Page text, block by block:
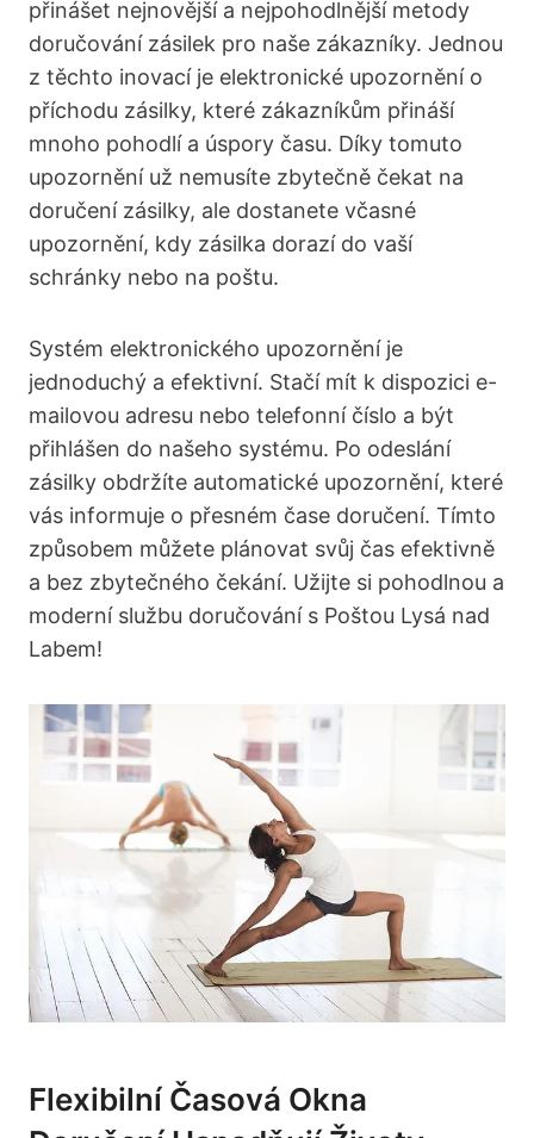
přinášet nejnovější a nejpohodlnější metody
doručování zásilek pro naše zákazníky. Jednou
z těchto inovací je elektronické upozornění o
příchodu zásilky, které zákazníkům přináší
mnoho pohodlí a úspory času. Díky tomuto
upozornění už nemusíte zbytečně čekat na
doručení zásilky, ale dostanete včasné
upozornění, kdy zásilka dorazí do vaší
schránky nebo na poštu.
Systém elektronického upozornění je
jednoduchý a efektivní. Stačí mít k dispozici e-
mailovou adresu nebo telefonní číslo a být
přihlášen do našeho systému. Po odeslání
zásilky obdržíte automatické upozornění, které
vás informuje o přesném čase doručení. Tímto
způsobem můžete plánovat svůj čas efektivně
a bez zbytečného čekání. Užijte si pohodlnou a
moderní službu doručování s Poštou Lysá nad
Labem!
Flexibilní Časová Okna